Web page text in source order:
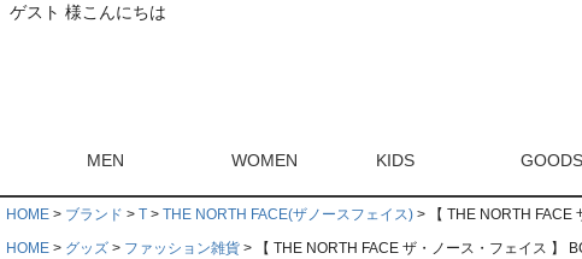
ゲスト 様こんにちは
MEN WOMEN KIDS GOODS
HOME ブランド T THE NORTH FACE(ザノースフェイス)
【 THE NORTH
HOME
グッズ ファッション雑貨 【 THE NORTH FACE ザ・ノース・フェイス 】